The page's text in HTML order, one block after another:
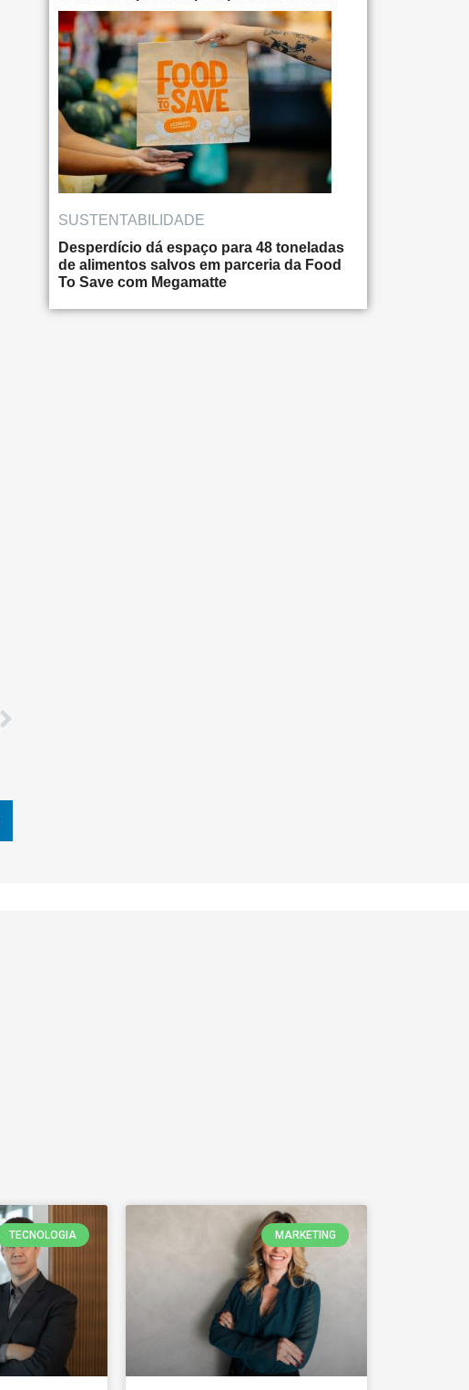
SUSTENTABILIDADE
Desperdício dá espaço para 48 toneladas
de alimentos salvos em parceria da Food
To Save com Megamatte
TECNOLOGIA MARKETING